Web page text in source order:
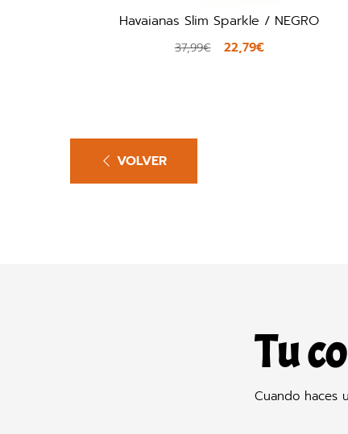
Armani XCP001 / NEGRO
35,00€ 21,00€
VOLVER
Tu
Cuando haces